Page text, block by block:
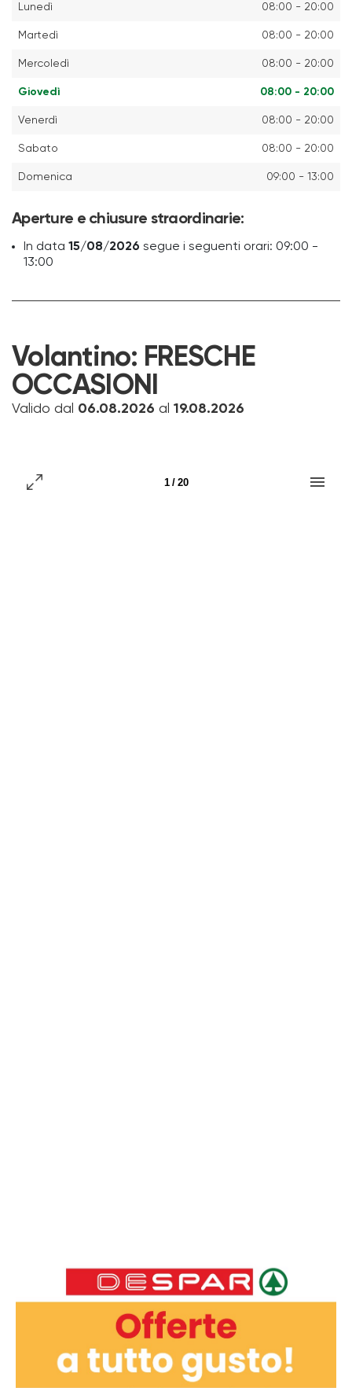
Lunedì 08:00 - 20:00
Martedì 08:00 - 20:00
Mercoledì 08:00 - 20:00
Giovedì 08:00 - 20:00
Venerdì 08:00 - 20:00
Sabato 08:00 - 20:00
Domenica 09:00 - 13:00
Aperture e chiusure straordinarie:
In data 15/08/2026 segue i seguenti orari: 09:00 -
13:00
Volantino: FRESCHE
OCCASIONI
Valido dal 06.08.2026 al 19.08.2026